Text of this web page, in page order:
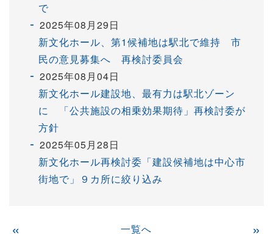
で
2025年08月29日
新文化ホール、第1候補地は駅北で維持 市
民の意見募集へ 再検討委員会
2025年08月04日
新文化ホール建設地、最有力は駅北ゾーン
に 「公共施設の相乗効果期待」再検討委が
方針
2025年05月28日
新文化ホール再検討委「建設候補地は中心市
街地で」９カ所に絞り込み
« 一覧へ